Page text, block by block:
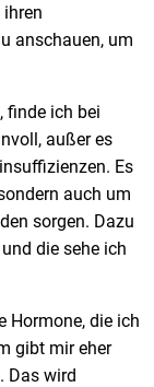
anschauen, um
finde ich bei
außer es
Es
auch um
sorgen. Dazu
die sehe ich
Hormone, die ich
gibt mir eher
Das wird